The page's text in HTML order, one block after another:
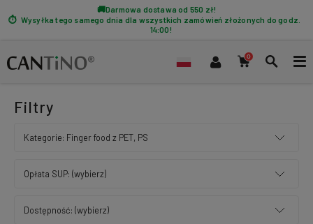
Filtry
Kategorie: Finger food z PET, PS
Opłata SUP: (wybierz)
Dostępność: (wybierz)
Darmowa dostawa od 550 zł!
Wysyłka tego samego dnia dla wszystkich zamówień złożonych do godz.
14:00!